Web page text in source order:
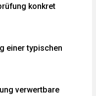
konkret
einer typischen
verwertbare